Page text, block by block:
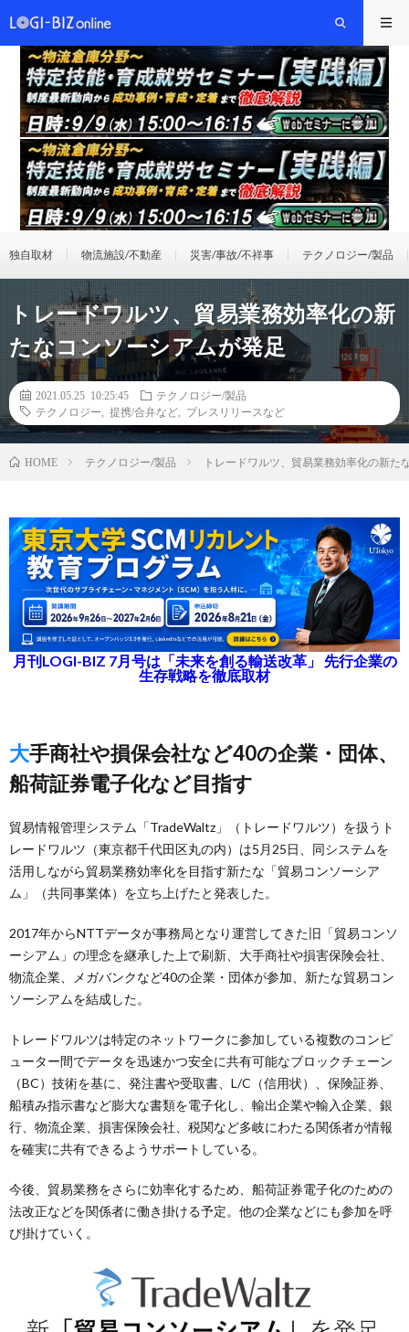
独自取材 物流施設/不動産 災害/事故/不祥事 テクノロジー/製品
トレードワルツ、貿易業務効率化の新
たなコンソーシアムが発足
2021.05.25 10:25:45
テクノロジー/製品
テクノロジー
提携/合弁など プレスリリースなど
HOME テクノロジー/製品 トレードワルツ、貿易業務効率化の新た
月刊LOGI-BIZ 7月号は「未来を創る輸送改革」 先行企業の
生存戦略を徹底取材
大手商社や損保会社など40の企業・団体、
船荷証券電子化など目指す
貿易情報管理システム「TradeWaltz」（トレードワルツ）を扱うト
レードワルツ（東京都千代田区丸の内）は5月25日、同システムを
活用しながら貿易業務効率化を目指す新たな「貿易コンソーシア
ム」（共同事業体）を立ち上げたと発表した。
2017年からNTTデータが事務局となり運営してきた旧「貿易コンソ
ーシアム」の理念を継承した上で刷新、大手商社や損害保険会社、
物流企業、メガバンクなど40の企業・団体が参加、新たな貿易コン
ソーシアムを結成した。
トレードワルツは特定のネットワークに参加している複数のコンピ
ューター間でデータを迅速かつ安全に共有可能なブロックチェーン
（BC）技術を基に、発注書や受取書、L/C（信用状）、保険証券、
船積み指示書など膨大な書類を電子化し、輸出企業や輸入企業、銀
行、物流企業、損害保険会社、税関など多岐にわたる関係者が情報
を確実に共有できるようサポートしている。
今後、貿易業務をさらに効率化するため、船荷証券電子化のための
法改正などを関係者に働き掛ける予定。他の企業などにも参加を呼
び掛けていく。